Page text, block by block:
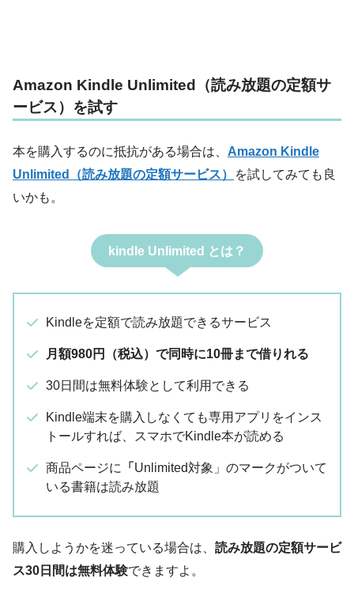
Amazon Kindle Unlimited（読み放題の定額サ
ービス）を試す
本を購入するのに抵抗がある場合は、 Amazon Kindle
Unlimited（読み放題の定額サービス）
を試してみても良
いかも。
kindle Unlimited とは？
Kindleを定額で読み放題できるサービス
月額980円（税込）で同時に10冊まで借りれる
30日間は無料体験として利用できる
Kindle端末を購入しなくても専用アプリをインス
トールすれば、スマホでKindle本が読める
商品ページに 「 Unlimited対象」のマークがついて
いる書籍は読み放題
購入しようかを迷っている場合は、 読み放題の定額サービ
ス30日間は無料体験できますよ。